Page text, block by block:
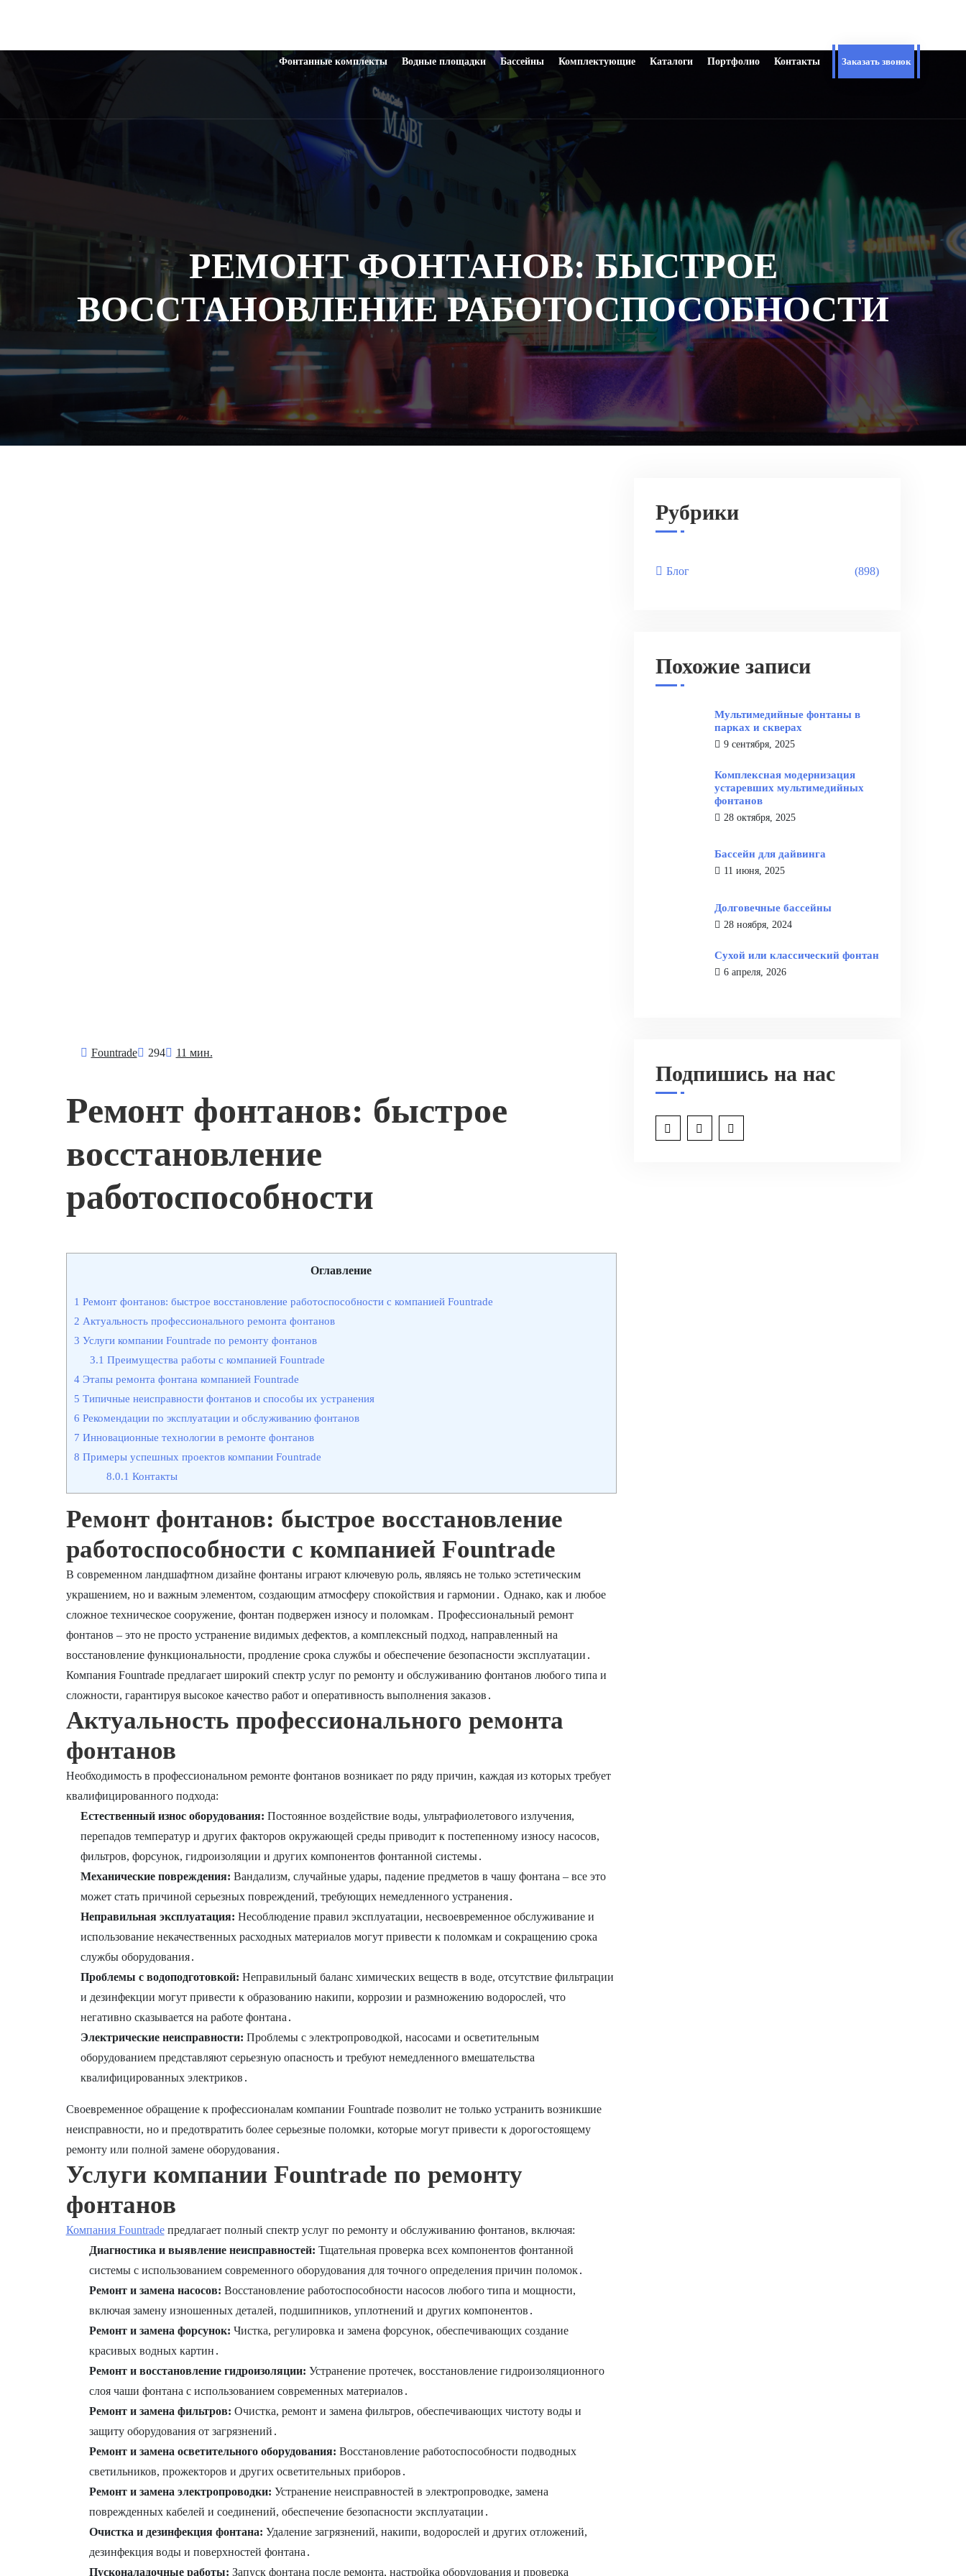
Фонтанные комплекты Водные площадки Бассейны Комплектующие Каталоги Портфолио Контакты Заказать звонок
РЕМОНТ ФОНТАНОВ: БЫСТРОЕ
ВОССТАНОВЛЕНИЕ РАБОТОСПОСОБНОСТИ
Fоuntrade 294 11 мин.
Ремонт фонтанов: быстрое
восстановление
работоспособности
Оглавление
1 Ремонт фонтанов: быстрое восстановление работоспособности с компанией Fountrade
2 Актуальность профессионального ремонта фонтанов
3 Услуги компании Fountrade по ремонту фонтанов
3.1 Преимущества работы с компанией Fountrade
4Этапы ремонта фонтана компанией Fountrade
5 Типичные неисправности фонтанов и способы их устранения
6 Рекомендации по эксплуатации и обслуживанию фонтанов
7 Инновационные технологии в ремонте фонтанов
8 Примеры успешных проектов компании Fountrade
8.0.1 Контакты
Ремонт фонтанов: быстрое восстановление
работоспособности с компанией Fountrade
В современном ландшафтном дизайне фонтаны играют ключевую роль, являясь не только эстетическим
украшением, но и важным элементом, создающим атмосферу спокойствия и гармонии․ Однако, как и любое
сложное техническое сооружение, фонтан подвержен износу и поломкам․ Профессиональный ремонт
фонтанов – это не просто устранение видимых дефектов, а комплексный подход, направленный на
восстановление функциональности, продление срока службы и обеспечение безопасности эксплуатации․
Компания Fountrade предлагает широкий спектр услуг по ремонту и обслуживанию фонтанов любого типа и
сложности, гарантируя высокое качество работ и оперативность выполнения заказов․
Актуальность профессионального ремонта
фонтанов
Необходимость в профессиональном ремонте фонтанов возникает по ряду причин, каждая из которых требует
квалифицированного подхода:
Естественный износ оборудования: Постоянное воздействие воды, ультрафиолетового излучения,
перепадов температур и других факторов окружающей среды приводит к постепенному износу насосов,
фильтров, форсунок, гидроизоляции и других компонентов фонтанной системы․
Механические повреждения: Вандализм, случайные удары, падение предметов в чашу фонтана – все это
может стать причиной серьезных повреждений, требующих немедленного устранения․
Неправильная эксплуатация: Несоблюдение правил эксплуатации, несвоевременное обслуживание и
использование некачественных расходных материалов могут привести к поломкам и сокращению срока
службы оборудования․
Проблемы с водоподготовкой: Неправильный баланс химических веществ в воде, отсутствие фильтрации
и дезинфекции могут привести к образованию накипи, коррозии и размножению водорослей, что
негативно сказывается на работе фонтана․
Электрические неисправности: Проблемы с электропроводкой, насосами и осветительным
оборудованием представляют серьезную опасность и требуют немедленного вмешательства
квалифицированных электриков․
Своевременное обращение к профессионалам компании Fountrade позволит не только устранить возникшие
неисправности, но и предотвратить более серьезные поломки, которые могут привести к дорогостоящему
ремонту или полной замене оборудования․
Услуги компании Fountrade по ремонту
фонтанов
Компания Fountradeпредлагает полный спектр услуг по ремонту и обслуживанию фонтанов, включая:
Диагностика и выявление неисправностей: Тщательная проверка всех компонентов фонтанной
системы с использованием современного оборудования для точного определения причин поломок․
Ремонт и замена насосов: Восстановление работоспособности насосов любого типа и мощности,
включая замену изношенных деталей, подшипников, уплотнений и других компонентов․
Ремонт и замена форсунок: Чистка, регулировка и замена форсунок, обеспечивающих создание
красивых водных картин․
Ремонт и восстановление гидроизоляции: Устранение протечек, восстановление гидроизоляционного
слоя чаши фонтана с использованием современных материалов․
Ремонт и замена фильтров: Очистка, ремонт и замена фильтров, обеспечивающих чистоту воды и
защиту оборудования от загрязнений․
Ремонт и замена осветительного оборудования: Восстановление работоспособности подводных
светильников, прожекторов и других осветительных приборов․
Ремонт и замена электропроводки: Устранение неисправностей в электропроводке, замена
поврежденных кабелей и соединений, обеспечение безопасности эксплуатации․
Очистка и дезинфекция фонтана: Удаление загрязнений, накипи, водорослей и других отложений,
дезинфекция воды и поверхностей фонтана․
Пусконаладочные работы: Запуск фонтана после ремонта, настройка оборудования и проверка
Рубрики
Блог (898)
Похожие записи
Мультимедийные фонтаны в
парках и скверах
9 сентября, 2025
Комплексная модернизация
устаревших мультимедийных
фонтанов
28 октября, 2025
Бассейн для дайвинга
11 июня, 2025
Долговечные бассейны
28 ноября, 2024
Сухой или классический фонтан
6 апреля, 2026
Подпишись на нас